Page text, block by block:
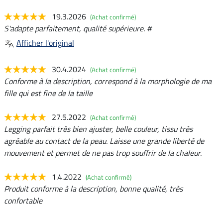
19.3.2026 (Achat confirmé)
S'adapte parfaitement, qualité supérieure. #
Afficher l'original
30.4.2024 (Achat confirmé)
Conforme à la description, correspond à la morphologie de ma
fille qui est fine de la taille
27.5.2022 (Achat confirmé)
Legging parfait très bien ajuster, belle couleur, tissu très
agréable au contact de la peau. Laisse une grande liberté de
mouvement et permet de ne pas trop souffrir de la chaleur.
1.4.2022 (Achat confirmé)
Produit conforme à la description, bonne qualité, très
confortable